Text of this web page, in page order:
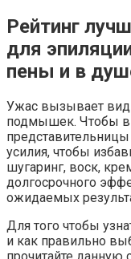
Рейтинг
для
пены и в
Ужас вызывает вид
подмышек. Чтобы
усилия, чтобы
шугаринг, воск,
долгосрочного
ожидаемых
Для того чтобы
и как правильно
прочитайте данную